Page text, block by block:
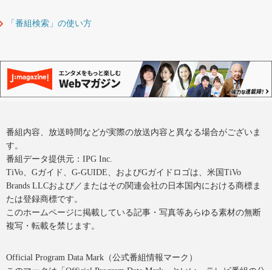
「番組検索」の使い方
番組内容、放送時間などが実際の放送内容と異なる場合がございま
す。
番組データ提供元：IPG Inc.
TiVo、Gガイド、G-GUIDE、およびGガイドロゴは、米国TiVo
Brands LLCおよび／またはその関連会社の日本国内における商標ま
たは登録商標です。
このホームページに掲載している記事・写真等あらゆる素材の無断
複写・転載を禁じます。
Official Program Data Mark（公式番組情報マーク）